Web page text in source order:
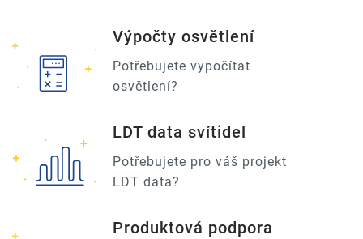
Výpočty osvětlení
Potřebujete vypočítat
osvětlení?
LDT data svítidel
Potřebujete pro váš projekt
LDT data?
Produktová podpora